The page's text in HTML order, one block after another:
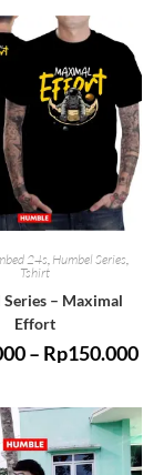
24s, Humbel Series,
Tshirt
– Maximal
Effort
– Rp150.000